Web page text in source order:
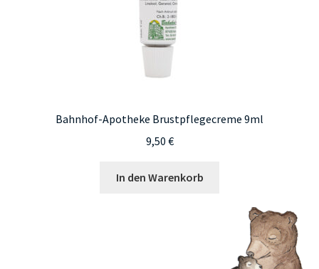
Bahnhof-Apotheke Brustpflegecreme 9ml
9,50 €
In den Warenkorb